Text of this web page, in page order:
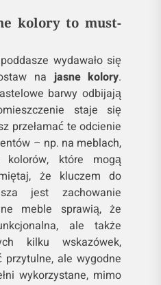
kolory to must-
wydawało się
najasne kolory.
barwy odbijają
staje się
przełamać te odcienie
– np. na meblach,
które mogą
że kluczem do
jest zachowanie
meble sprawią, że
ale także
kilku wskazówek,
ale wygodne
wykorzystane, mimo